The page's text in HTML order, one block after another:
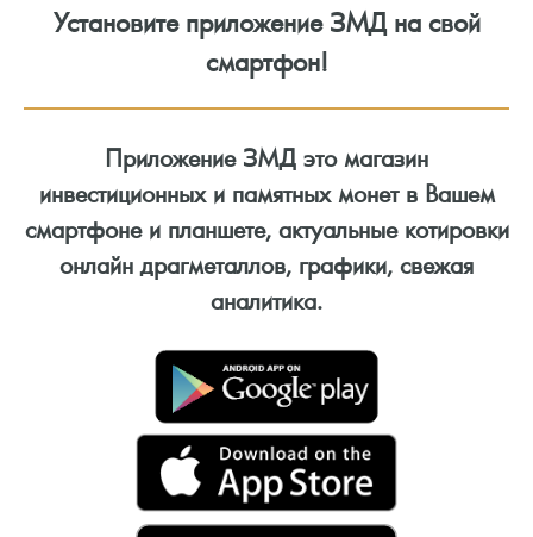
Установите приложение ЗМД на свой
смартфон!
Приложение ЗМД это магазин
инвестиционных и памятных монет в Вашем
смартфоне и планшете, актуальные котировки
онлайн драгметаллов, графики, свежая
аналитика.